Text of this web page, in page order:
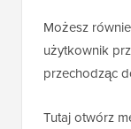
Możesz
użytkownik
przechodząc
Tutaj otwórz